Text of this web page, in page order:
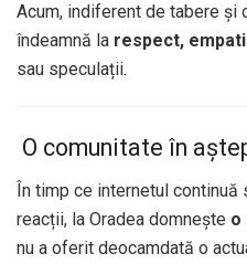
Acum, indiferent de tabere și
îndeamnă la respect,
sau speculații.
O comunitate în
În timp ce internetul
reacții, la Oradea domnește o
nu a oferit deocamdată o